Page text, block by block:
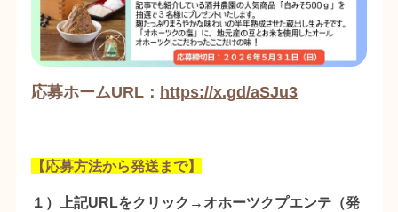
応募ホームURL： https://x.gd/aSJu3
【応募方法から発送まで】
１）上記URLをクリック→オホーツクプエンテ（発